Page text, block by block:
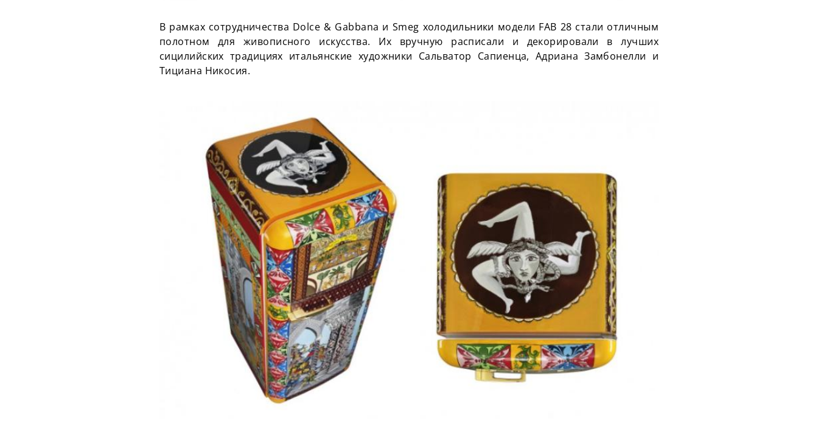
В рамках сотрудничества Dolce & Gabbana и Smeg холодильники модели FAB 28 стали отличным
полотном для живописного искусства. Их вручную расписали и декорировали в лучших
сицилийских традициях итальянские художники Сальватор Сапиенца, АдрианаЗамбонелли и
Тициана Никосия.